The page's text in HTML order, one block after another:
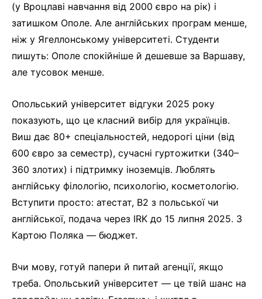
(у Вроцлаві навчання від 2000 євро на рік) і
затишком Ополе. Але англійських програм менше,
ніж у Ягеллонському університеті. Студенти
пишуть: Ополе спокійніше й дешевше за Варшаву,
але тусовок менше.
Опольський університет відгуки 2025 року
показують, що це класний вибір для українців.
Виш дає 80+ спеціальностей, недорогі ціни (від
600 євро за семестр), сучасні гуртожитки (340–
360 злотих) і підтримку іноземців. Люблять
англійську філологію, психологію, косметологію.
Вступити просто: атестат, B2 з польської чи
англійської, подача через IRK до 15 липня 2025. З
Картою Поляка — бюджет.
Вчи мову, готуй папери й питай агенції, якщо
треба. Опольський університет — це твій шанс на